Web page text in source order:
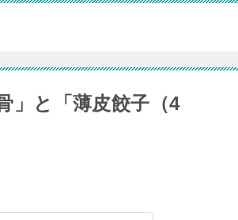
」と「薄皮餃子（4